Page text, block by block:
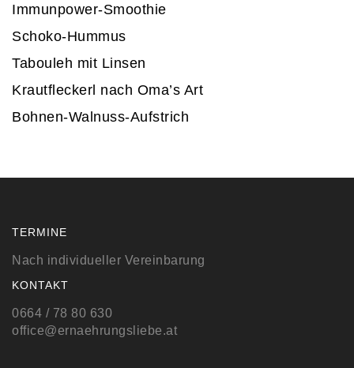
Immunpower-Smoothie
Schoko-Hummus
Tabouleh mit Linsen
Krautfleckerl nach Oma’s Art
Bohnen-Walnuss-Aufstrich
TERMINE
Nach individueller Vereinbarung
KONTAKT
0664 / 78 80 630
office@ernaehrungsliebe.at